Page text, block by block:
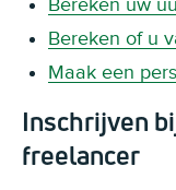
Bereken uw
Bereken of u
Maak een
Inschrijven
freelancer